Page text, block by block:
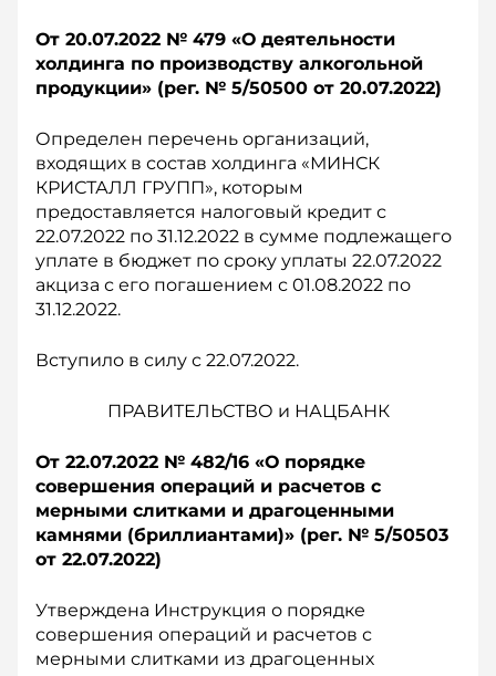
От 20.07.2022 № 479 «О деятельности
холдинга по производству алкогольной
продукции» (рег. № 5/50500 от 20.07.2022)
Определен перечень организаций,
входящих в состав холдинга «МИНСК
КРИСТАЛЛ ГРУПП», которым
предоставляется налоговый кредит с
22.07.2022 по 31.12.2022 в сумме подлежащего
уплате в бюджет по сроку уплаты 22.07.2022
акциза с его погашением с 01.08.2022 по
31.12.2022.
Вступило в силу с 22.07.2022.
ПРАВИТЕЛЬСТВО и НАЦБАНК
От 22.07.2022 № 482/16 «О порядке
совершения операций и расчетов с
мерными слитками и драгоценными
камнями (бриллиантами)» (рег. № 5/50503
от 22.07.2022)
Утверждена Инструкция о порядке
совершения операций и расчетов с
мерными слитками из драгоценных